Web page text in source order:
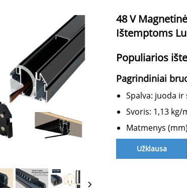
48 V
Ištemptoms
Populiarios
Pagrindiniai
Spalva: juoda
Svoris: 1,13 kg/
Matmenys
Užklausa